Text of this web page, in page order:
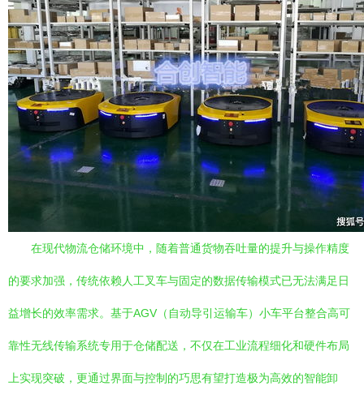
在现代物流仓储环境中，随着普通货物吞吐量的提升与操作精度
的要求加强，传统依赖人工叉车与固定的数据传输模式已无法满足日
益增长的效率需求。基于AGV（自动导引运输车）小车平台整合高可
靠性无线传输系统专用于仓储配送，不仅在工业流程细化和硬件布局
上实现突破，更通过界面与控制的巧思有望打造极为高效的智能卸